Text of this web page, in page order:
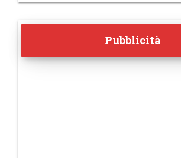
Pubblicità